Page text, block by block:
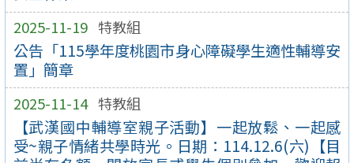
2025-11-19 特教組
公告「115學年度桃園市身心障礙學生適性輔導安
置」簡章
2025-11-14 特教組
【武漢國中輔導室親子活動】一起放鬆、一起感
受~親子情緒共學時光。日期：114.12.6(六)【目